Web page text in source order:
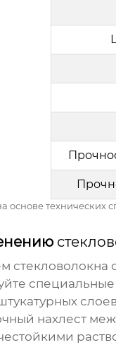
основе технических
стекловолокна
нахлест